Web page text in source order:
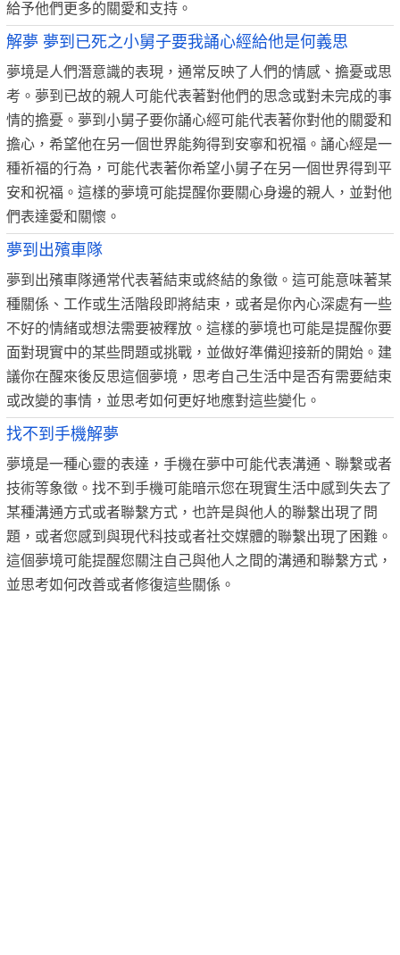
給予他們更多的關愛和支持。
解夢 夢到已死之小舅子要我誦心經給他是何義思
夢境是人們潛意識的表現，通常反映了人們的情感、擔憂或思
考。夢到已故的親人可能代表著對他們的思念或對未完成的事
情的擔憂。夢到小舅子要你誦心經可能代表著你對他的關愛和
擔心，希望他在另一個世界能夠得到安寧和祝福。誦心經是一
種祈福的行為，可能代表著你希望小舅子在另一個世界得到平
安和祝福。這樣的夢境可能提醒你要關心身邊的親人，並對他
們表達愛和關懷。
夢到出殯車隊
夢到出殯車隊通常代表著結束或終結的象徵。這可能意味著某
種關係、工作或生活階段即將結束，或者是你內心深處有一些
不好的情緒或想法需要被釋放。這樣的夢境也可能是提醒你要
面對現實中的某些問題或挑戰，並做好準備迎接新的開始。建
議你在醒來後反思這個夢境，思考自己生活中是否有需要結束
或改變的事情，並思考如何更好地應對這些變化。
找不到手機解夢
夢境是一種心靈的表達，手機在夢中可能代表溝通、聯繫或者
技術等象徵。找不到手機可能暗示您在現實生活中感到失去了
某種溝通方式或者聯繫方式，也許是與他人的聯繫出現了問
題，或者您感到與現代科技或者社交媒體的聯繫出現了困難。
這個夢境可能提醒您關注自己與他人之間的溝通和聯繫方式，
並思考如何改善或者修復這些關係。